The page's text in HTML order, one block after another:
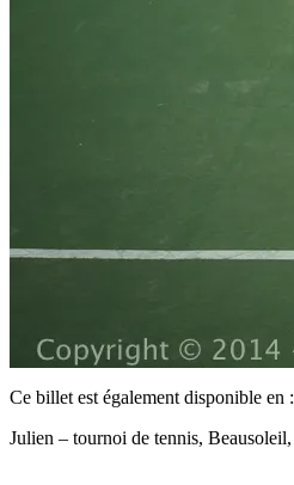
Ce billet est également disponible en :
Julien – tournoi de tennis,